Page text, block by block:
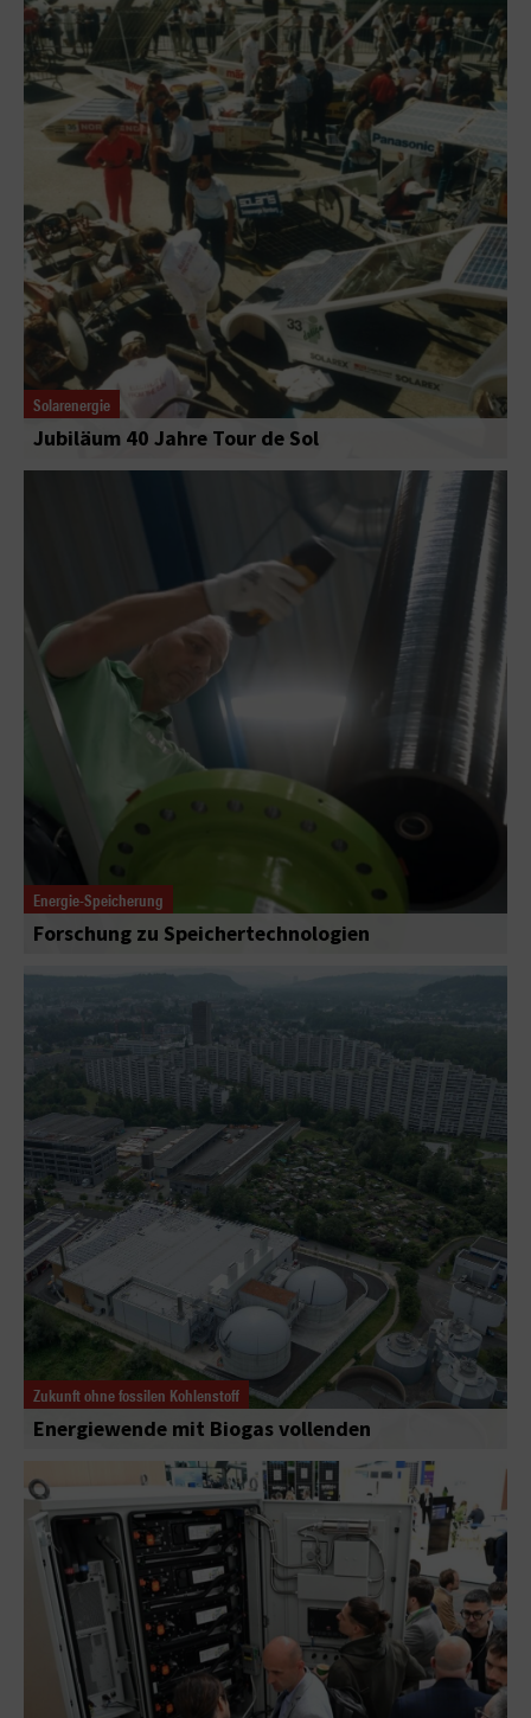
Solarenergie
Jubiläum 40 Jahre Tour de Sol
Energie-Speicherung
Forschung zu Speichertechnologien
Zukunft ohne fossilen Kohlenstoff
Energiewende mit Biogas vollenden